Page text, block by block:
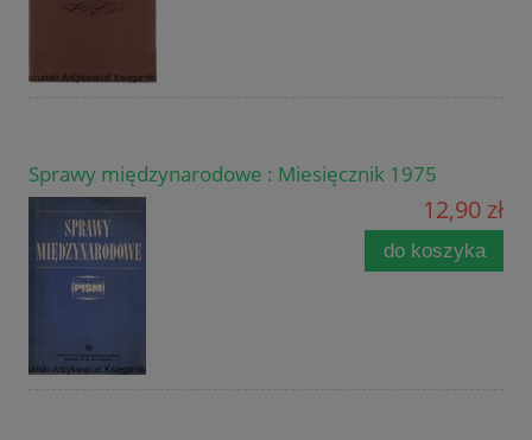
Sprawy międzynarodowe : Miesięcznik 1975
12,90 zł
do koszyka